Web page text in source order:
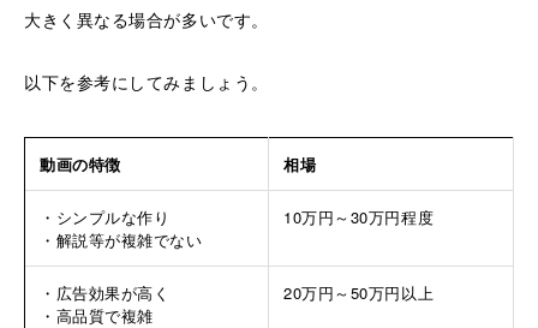
大きく異なる場合が多いです。
以下を参考にしてみましょう。
動画の特徴 相場
・シンプルな作り
・解説等が複雑でない
10万円～30万円程度
・広告効果が高く
・高品質で複雑
20万円～50万円以上